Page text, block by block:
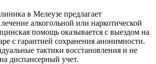
в Мелеузе предлагает
алкогольной или наркотической
помощь оказывается с выездом на
с гарантией сохранения анонимности.
тактики восстановления и не
диспансерный учет.